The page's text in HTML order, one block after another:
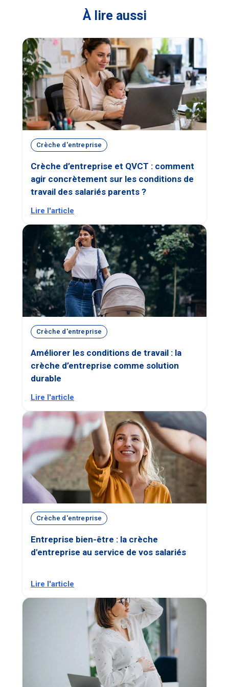
À lire aussi
Crèche d'entreprise
Crèche d’entreprise et QVCT : comment
agir concrètement sur les conditions de
travail des salariés parents ?
Lire l'article
Crèche d'entreprise
Améliorer les conditions de travail : la
crèche d’entreprise comme solution
durable
Lire l'article
Crèche d'entreprise
Entreprise bien-être : la crèche
d'entreprise au service de vos salariés
Lire l'article